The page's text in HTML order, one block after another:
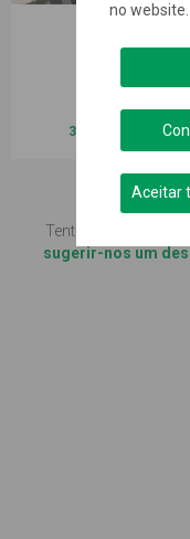
3% de reembolso!
Tente procurar em
sugerir-nos um
no website.
Aceitar